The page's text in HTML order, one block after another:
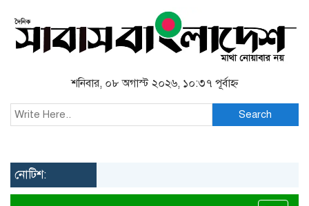
শনিবার, ০৮ অগাস্ট ২০২৬, ১০:৩৭ পূর্বাহ্ন
Search
নোটিশ: